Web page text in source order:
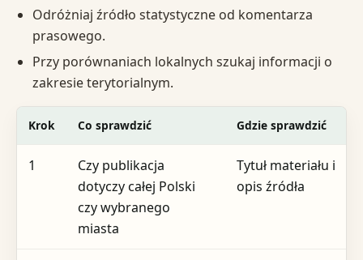
Odróżniaj źródło statystyczne od komentarza
prasowego.
Przy porównaniach lokalnych szukaj informacji o
zakresie terytorialnym.
Krok Co sprawdzić Gdzie sprawdzić
1
Czy publikacja
dotyczy całej Polski
czy wybranego
miasta
Tytuł materiału i
opis źródła